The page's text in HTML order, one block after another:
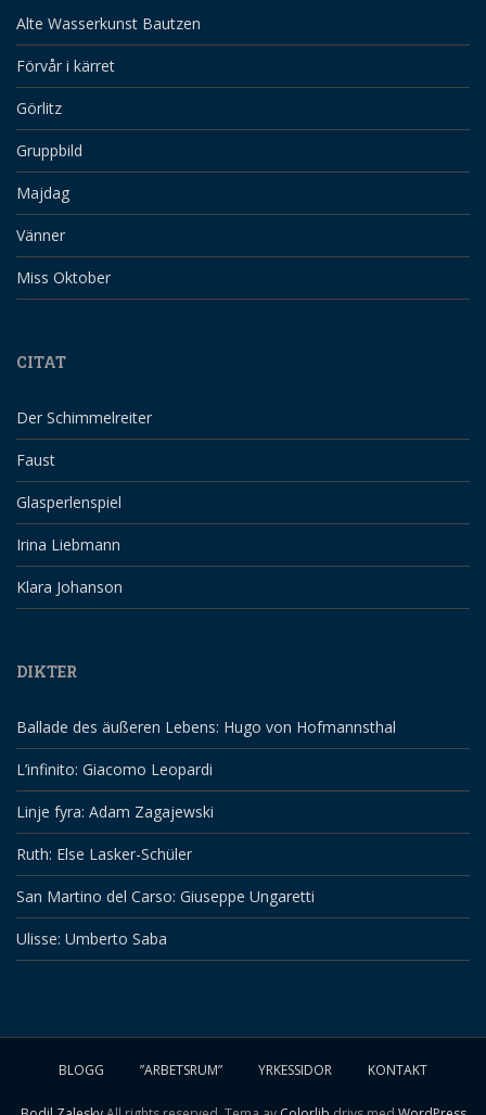
Alte Wasserkunst Bautzen
Förvår i kärret
Görlitz
Gruppbild
Majdag
Vänner
Miss Oktober
CITAT
Der Schimmelreiter
Faust
Glasperlenspiel
Irina Liebmann
Klara Johanson
DIKTER
Ballade des äußeren Lebens: Hugo von Hofmannsthal
L’infinito: Giacomo Leopardi
Linje fyra: Adam Zagajewski
Ruth: Else Lasker-Schüler
San Martino del Carso: Giuseppe Ungaretti
Ulisse: Umberto Saba
BLOGG ”ARBETSRUM” YRKESSIDOR KONTAKT